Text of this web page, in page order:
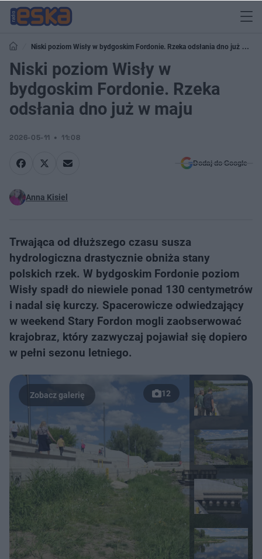
Niski poziom Wisły w bydgoskim Fordonie. Rzeka odsłania dno już w
maju
Niski poziom Wisły w
bydgoskim Fordonie. Rzeka
odsłania dno już w maju
2026-05-11 11:08
Dodaj do Google
Anna Kisiel
Trwająca od dłuższego czasu susza
hydrologiczna drastycznie obniża stany
polskich rzek. W bydgoskim Fordonie poziom
Wisły spadł do niewiele ponad 130 centymetrów
i nadal się kurczy. Spacerowicze odwiedzający
w weekend Stary Fordon mogli zaobserwować
krajobraz, który zazwyczaj pojawiał się dopiero
w pełni sezonu letniego.
12